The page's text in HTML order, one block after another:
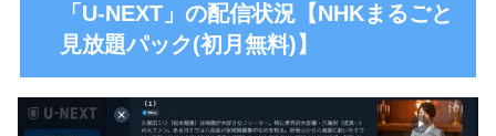
「U-NEXT」の配信状況【NHKまるごと
見放題パック(初月無料)】